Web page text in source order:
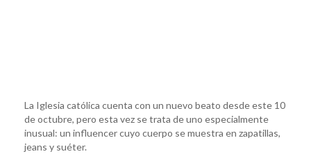
La Iglesia católica cuenta con un nuevo beato desde este 10
de octubre, pero esta vez se trata de uno especialmente
inusual: un influencer cuyo cuerpo se muestra en zapatillas,
jeans y suéter.